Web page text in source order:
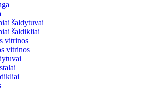
šaldytuvai
šaldikliai
vitrinos
vitrinos